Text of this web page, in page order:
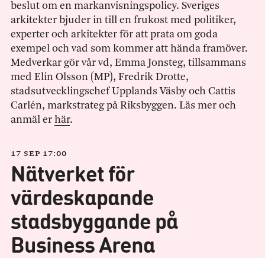
beslut om en markanvisningspolicy. Sveriges
arkitekter bjuder in till en frukost med politiker,
experter och arkitekter för att prata om goda
exempel och vad som kommer att hända framöver.
Medverkar gör vår vd, Emma Jonsteg, tillsammans
med Elin Olsson (MP), Fredrik Drotte,
stadsutvecklingschef Upplands Väsby och Cattis
Carlén, markstrateg på Riksbyggen. Läs mer och
anmäl er här.
17 sep 17:00
Nätverket för
värdeskapande
stadsbyggande på
Business Arena